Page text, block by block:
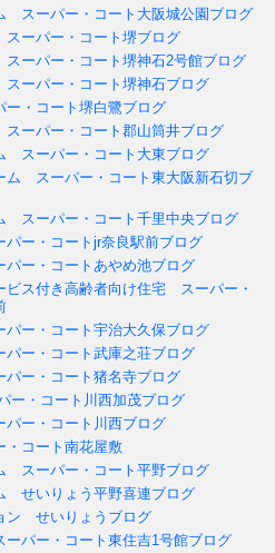
スーパー・コート大阪城公園ブログ
ーパー・コート堺ブログ
ーパー・コート堺神石2号館ブログ
ーパー・コート堺神石ブログ
・コート堺白鷺ブログ
ーパー・コート郡山筒井ブログ
スーパー・コート大東ブログ
ム スーパー・コート東大阪新石切ブ
スーパー・コート千里中央ブログ
ー・コートjr奈良駅前ブログ
ー・コートあやめ池ブログ
ビス付き高齢者向け住宅 スーパー・
ー・コート宇治大久保ブログ
ー・コート武庫之荘ブログ
ー・コート猪名寺ブログ
ー・コート川西加茂ブログ
ー・コート川西ブログ
コート南花屋敷
スーパー・コート平野ブログ
せいりょう平野喜連ブログ
ン せいりょうブログ
パー・コート東住吉1号館ブログ